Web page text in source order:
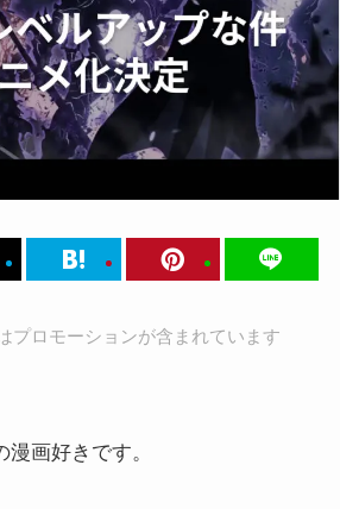
プロモーションが含まれています
画好きです。